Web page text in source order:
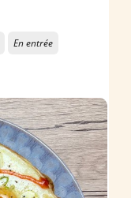
En entrée